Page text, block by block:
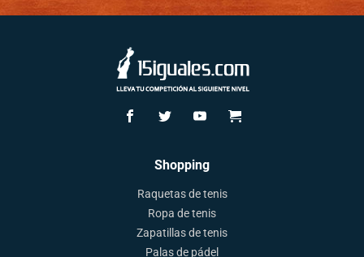
Shopping
Raquetas de tenis
Ropa de tenis
Zapatillas de tenis
Palas de pádel